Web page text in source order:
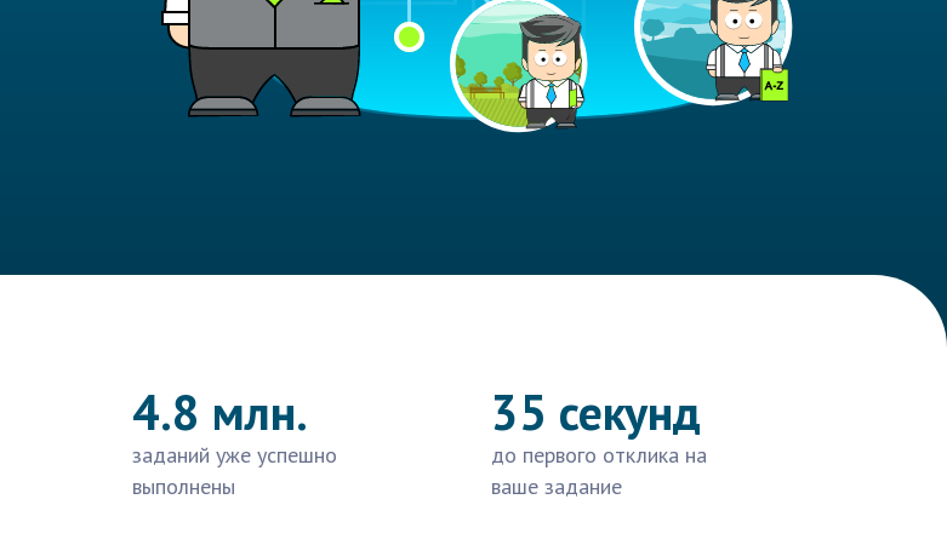
4.8 млн.
заданий уже успешно
выполнены
35 секунд
до первого отклика на
ваше задание